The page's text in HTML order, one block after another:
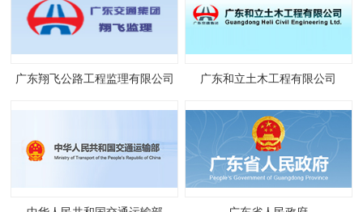
广东翔飞公路工程监理有限公司 广东和立土木工程有限公司